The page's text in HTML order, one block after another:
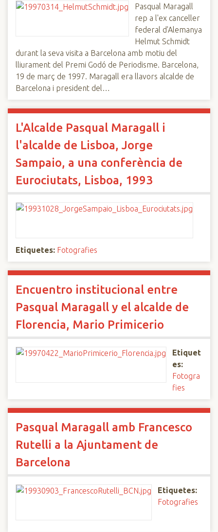
Pasqual Maragall
rep a l'ex canceller
federal d'Alemanya
Helmut Schmidt
durant la seva visita a Barcelona amb motiu del
lliurament del Premi Godó de Periodisme. Barcelona,
19 de març de 1997. Maragall era llavors alcalde de
Barcelona i president del…
L'Alcalde Pasqual Maragall i
l'alcalde de Lisboa, Jorge
Sampaio, a una conferència de
Eurociutats, Lisboa, 1993
Etiquetes: Fotografies
Encuentro institucional entre
Pasqual Maragall y el alcalde de
Florencia, Mario Primicerio
Etiquet
es:
Fotogra
fies
Pasqual Maragall amb Francesco
Rutelli a la Ajuntament de
Barcelona
Etiquetes:
Fotografies